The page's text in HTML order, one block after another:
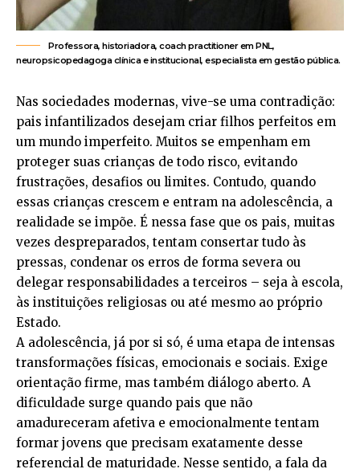
Professora, historiadora, coach practitioner em PNL,
neuropsicopedagoga clínica e institucional, especialista em gestão pública.
Nas sociedades modernas, vive-se uma contradição:
pais infantilizados desejam criar filhos perfeitos em
um mundo imperfeito. Muitos se empenham em
proteger suas crianças de todo risco, evitando
frustrações, desafios ou limites. Contudo, quando
essas crianças crescem e entram na adolescência, a
realidade se impõe. É nessa fase que os pais, muitas
vezes despreparados, tentam consertar tudo às
pressas, condenar os erros de forma severa ou
delegar responsabilidades a terceiros – seja à escola,
às instituições religiosas ou até mesmo ao próprio
Estado.
A adolescência, já por si só, é uma etapa de intensas
transformações físicas, emocionais e sociais. Exige
orientação firme, mas também diálogo aberto. A
dificuldade surge quando pais que não
amadureceram afetiva e emocionalmente tentam
formar jovens que precisam exatamente desse
referencial de maturidade. Nesse sentido, a fala da